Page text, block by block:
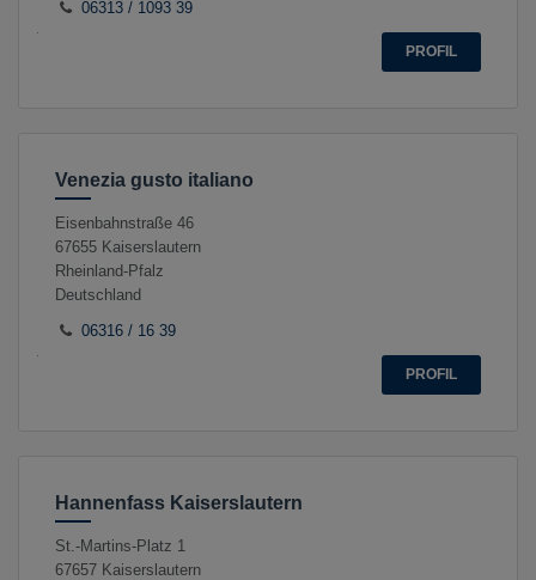
06313 / 1093 39
PROFIL
Venezia gusto italiano
Eisenbahnstraße 46
67655 Kaiserslautern
Rheinland-Pfalz
Deutschland
06316 / 16 39
PROFIL
Hannenfass Kaiserslautern
St.-Martins-Platz 1
67657 Kaiserslautern